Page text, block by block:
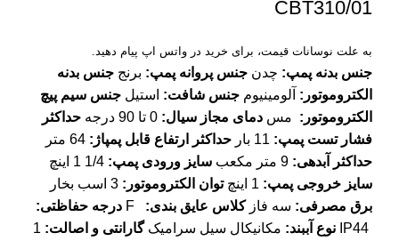
CBT310/01
به علت نوسانات قیمت، برای خرید در واتس اپ پیام دهید.
جنس بدنه پمپ: چدن جنس پروانه پمپ: برنج جنس بدنه
الکتروموتور: آلومینیوم جنس شافت: استیل جنس سیم پیچ
الکتروموتور: مس دمای مجاز سیال:
حداکثر
فشار تست پمپ:
حداکثر ارتفاع قابل پمپاژ:
حداکثر آبدهی:
سایز ورودی پمپ:
سایز خروجی پمپ:
توان الکتروموتور:
برق مصرفی: سه فازکلاس عایق بندی:
درجه حفاظتی:
نوع آببند: مکانیکال سیل سرامیکگارانتی و اصالت: 1